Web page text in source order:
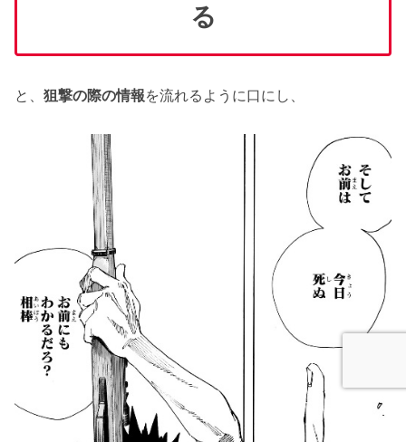
る
と、 狙撃の際の情報を流れるように口にし、